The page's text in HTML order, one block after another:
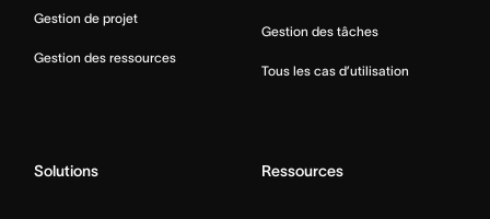
Gestion de projet
Gestion des ressources
Gestion des tâches
Tous les cas d’utilisation
Solutions Ressources